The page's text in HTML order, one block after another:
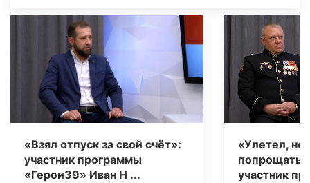
«Взял отпуск за свой счёт»:
участник программы
«Герои39» Иван Н ...
«Улетел, не
участник